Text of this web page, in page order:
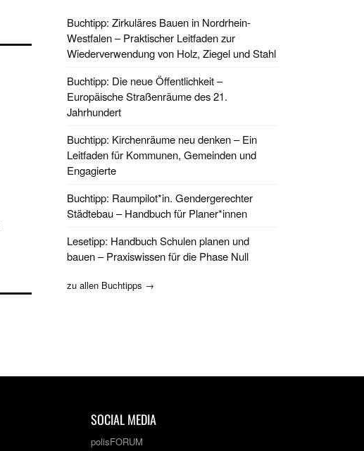
Buchtipp: Zirkuläres Bauen in Nordrhein-
Westfalen – Praktischer Leitfaden zur
Wiederverwendung von Holz, Ziegel und Stahl
Buchtipp: Die neue Öffentlichkeit –
Europäische Straßenräume des 21.
Jahrhundert
Buchtipp: Kirchenräume neu denken – Ein
Leitfaden für Kommunen, Gemeinden und
Engagierte
Buchtipp: Raumpilot*in. Gendergerechter
Städtebau – Handbuch für Planer*innen
Lesetipp: Handbuch Schulen planen und
bauen – Praxiswissen für die Phase Null
zu allen Buchtipps →
SOCIAL MEDIA
polisFORUM